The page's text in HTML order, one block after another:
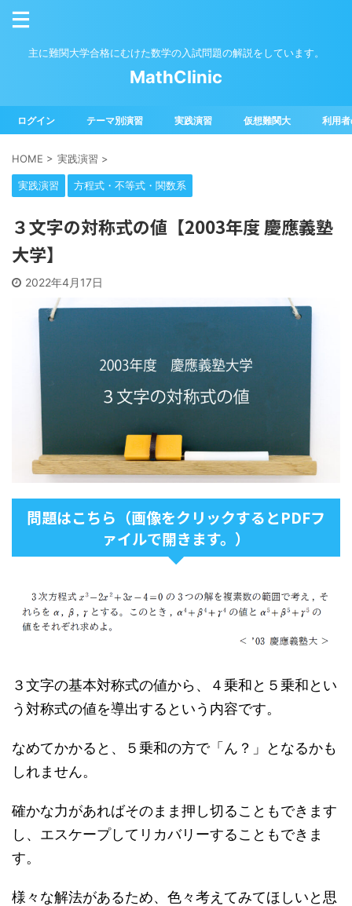
主に難関大学合格にむけた数学の入試問題の解説をしています。
MathClinic
ログイン テーマ別演習 実践演習 仮想難関大 利用
HOME > 実践演習 >
実践演習 方程式・不等式・関数系
３文字の対称式の値【2003年度 慶應義塾
大学】
2022年4月17日
問題はこちら（画像をクリックするとPDFフ
ァイルで開きます。）
３文字の基本対称式の値から、４乗和と５乗和とい
う対称式の値を導出するという内容です。
なめてかかると、５乗和の方で「ん？」となるかも
しれません。
確かな力があればそのまま押し切ることもできます
し、エスケープしてリカバリーすることもできま
す。
様々な解法があるため、色々考えてみてほしいと思